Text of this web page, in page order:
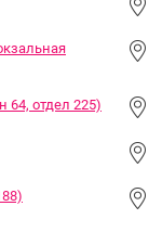
64, отдел 225)